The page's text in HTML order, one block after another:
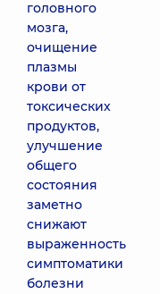
головного
мозга,
очищение
плазмы
крови от
токсических
продуктов,
улучшение
общего
состояния
заметно
снижают
выраженность
симптоматики
болезни